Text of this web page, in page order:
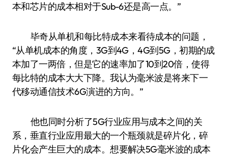
本和芯片的成本相对于Sub-6还是高一点。”
毕奇从单机和每比特成本来看待成本的问题，
“从单机成本的角度，3G到4G，4G到5G，初期的成
本加了一两倍，但是它的速率加了10到20倍，使得
每比特的成本大大下降。我认为毫米波是将来下一
代移动通信技术6G演进的方向。”
他也同时分析了5G行业应用与成本之间的关
系，垂直行业应用最大的一个瓶颈就是碎片化，碎
片化会产生巨大的成本。想要解决5G毫米波的成本